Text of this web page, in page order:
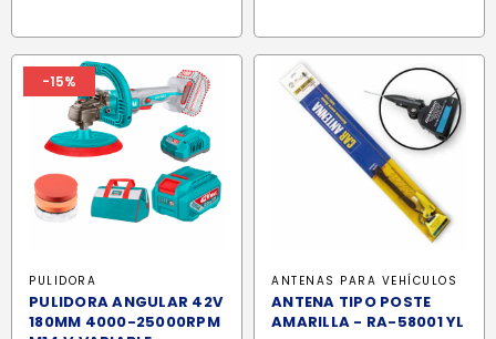
-15%
PULIDORA
PULIDORA ANGULAR 42V
180MM 4000-25000RPM
ANTENAS PARA VEHÍCULOS
ANTENA TIPO POSTE
AMARILLA - RA-58001 YL